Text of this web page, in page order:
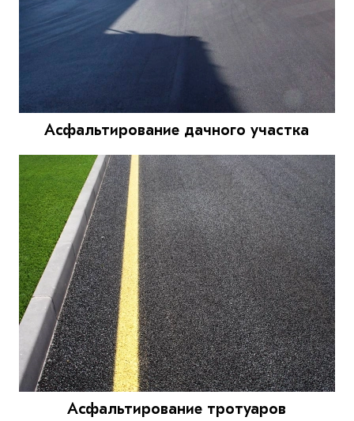
Асфальтирование дачного участка
Асфальтирование тротуаров